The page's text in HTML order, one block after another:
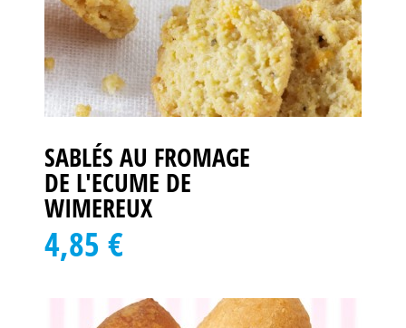
SABLÉS AU FROMAGE
DE L'ECUME DE
WIMEREUX
4,85 €